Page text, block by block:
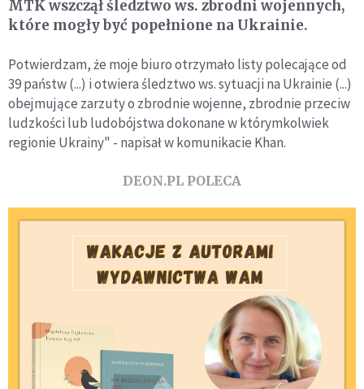
MTK wszczął śledztwo ws. zbrodni wojennych,
które mogły być popełnione na Ukrainie.
Potwierdzam, że moje biuro otrzymało listy polecające od
39 państw (...) i otwiera śledztwo ws. sytuacji na Ukrainie (...)
obejmujące zarzuty o zbrodnie wojenne, zbrodnie przeciw
ludzkości lub ludobójstwa dokonane w którymkolwiek
regionie Ukrainy" - napisał w komunikacie Khan.
DEON.PL POLECA